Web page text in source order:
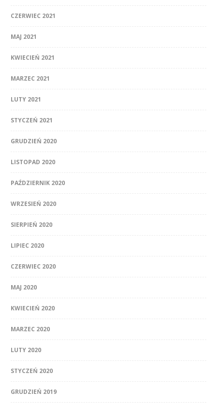
CZERWIEC 2021
MAJ 2021
KWIECIEŃ 2021
MARZEC 2021
LUTY 2021
STYCZEŃ 2021
GRUDZIEŃ 2020
LISTOPAD 2020
PAŹDZIERNIK 2020
WRZESIEŃ 2020
SIERPIEŃ 2020
LIPIEC 2020
CZERWIEC 2020
MAJ 2020
KWIECIEŃ 2020
MARZEC 2020
LUTY 2020
STYCZEŃ 2020
GRUDZIEŃ 2019